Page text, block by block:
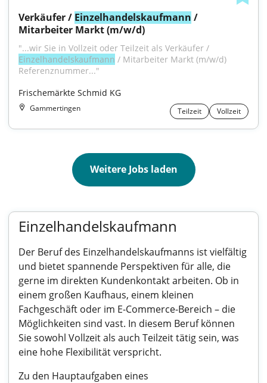
Verkäufer / Einzelhandelskaufmann /
Mitarbeiter Markt (m/w/d)
Einzelhandelskaufmann / Mitarbeiter Markt (m/w/d)
Referenznummer..."
Frischemärkte Schmid KG
Gammertingen Teilzeit Vollzeit
Weitere Jobs laden
Einzelhandelskaufmann
Der Beruf des Einzelhandelskaufmanns ist vielfältig
und bietet spannende Perspektiven für alle, die
gerne im direkten Kundenkontakt arbeiten. Ob in
einem großen Kaufhaus, einem kleinen
Fachgeschäft oder im E-Commerce-Bereich – die
Möglichkeiten sind vast. In diesem Beruf können
Sie sowohl Vollzeit als auch Teilzeit tätig sein, was
eine hohe Flexibilität verspricht.
Zu den Hauptaufgaben eines